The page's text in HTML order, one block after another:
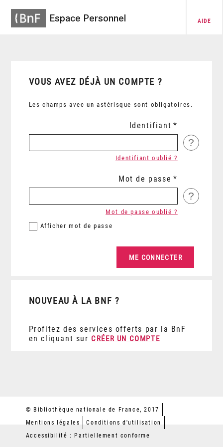
Espace Personnel AIDE
VOUS AVEZ DÉJÀ UN COMPTE ?
Les champs avec un astérisque sont obligatoires.
Identifiant
?
Identifiant oublié ?
Mot de passe
?
Afficher mot de passe
Mot de passe oublié ?
NOUVEAU À LA BNF ?
Profitez des services offerts par la BnF
en cliquant sur CRÉER UN COMPTE
© Bibliothèque nationale de France, 2017
Mentions légales
Conditions d'utilisation
Accessibilité : Partiellement conforme